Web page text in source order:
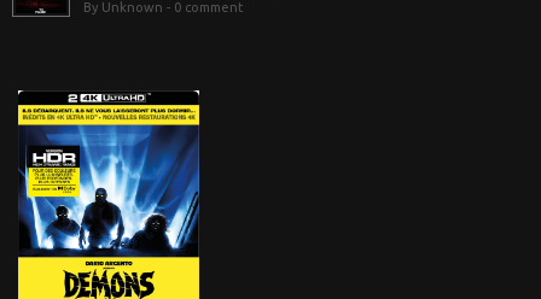
By Unknown - 0 comment